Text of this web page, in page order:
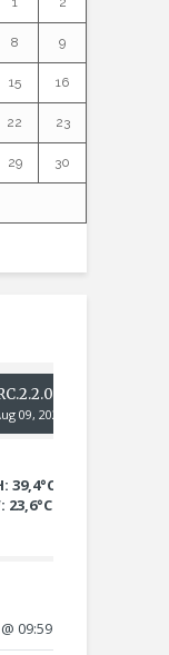
8 9
15 16
22 23
29 30